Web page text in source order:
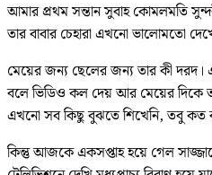
আমার প্রথম সন্তান সুবাহ কোমলমতি
তার বাবার চেহারা এখনো ভালোমতো
মেয়ের জন্য ছেলের জন্য তার কী দরদ।
বলে ভিডিও কল দেয় আর মেয়ের দিকে
এখনো সব কিছু বুঝতে শিখেনি, তবু কত
কিন্তু আজকে একসপ্তাহ হয়ে গেল